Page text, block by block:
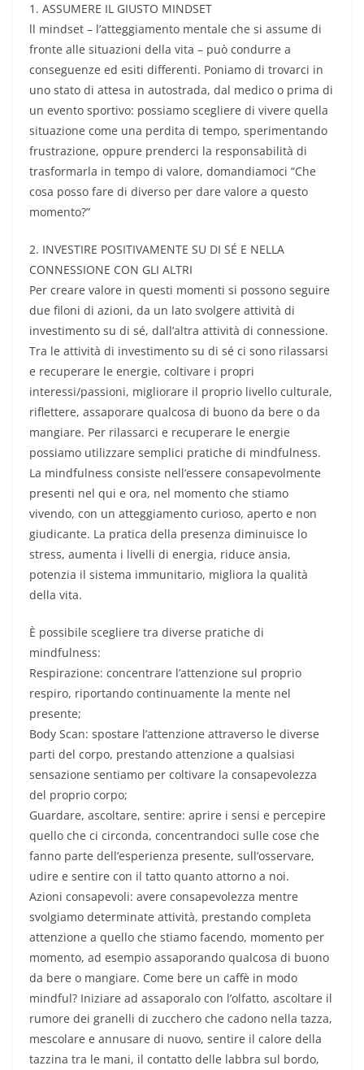
1. ASSUMERE IL GIUSTO MINDSET
ll mindset – l’atteggiamento mentale che si assume di
fronte alle situazioni della vita – può condurre a
conseguenze ed esiti differenti. Poniamo di trovarci in
uno stato di attesa in autostrada, dal medico o prima di
un evento sportivo: possiamo scegliere di vivere quella
situazione come una perdita di tempo, sperimentando
frustrazione, oppure prenderci la responsabilità di
trasformarla in tempo di valore, domandiamoci “Che
cosa posso fare di diverso per dare valore a questo
momento?”
2. INVESTIRE POSITIVAMENTE SU DI SÉ E NELLA
CONNESSIONE CON GLI ALTRI
Per creare valore in questi momenti si possono seguire
due filoni di azioni, da un lato svolgere attività di
investimento su di sé, dall’altra attività di connessione.
Tra le attività di investimento su di sé ci sono rilassarsi
e recuperare le energie, coltivare i propri
interessi/passioni, migliorare il proprio livello culturale,
riflettere, assaporare qualcosa di buono da bere o da
mangiare. Per rilassarci e recuperare le energie
possiamo utilizzare semplici pratiche di mindfulness.
La mindfulness consiste nell’essere consapevolmente
presenti nel qui e ora, nel momento che stiamo
vivendo, con un atteggiamento curioso, aperto e non
giudicante. La pratica della presenza diminuisce lo
stress, aumenta i livelli di energia, riduce ansia,
potenzia il sistema immunitario, migliora la qualità
della vita.
È possibile scegliere tra diverse pratiche di
mindfulness:
Respirazione: concentrare l’attenzione sul proprio
respiro, riportando continuamente la mente nel
presente;
Body Scan: spostare l’attenzione attraverso le diverse
parti del corpo, prestando attenzione a qualsiasi
sensazione sentiamo per coltivare la consapevolezza
del proprio corpo;
Guardare, ascoltare, sentire: aprire i sensi e percepire
quello che ci circonda, concentrandoci sulle cose che
fanno parte dell’esperienza presente, sull’osservare,
udire e sentire con il tatto quanto attorno a noi.
Azioni consapevoli: avere consapevolezza mentre
svolgiamo determinate attività, prestando completa
attenzione a quello che stiamo facendo, momento per
momento, ad esempio assaporando qualcosa di buono
da bere o mangiare. Come bere un caffè in modo
mindful? Iniziare ad assaporalo con l’olfatto, ascoltare il
rumore dei granelli di zucchero che cadono nella tazza,
mescolare e annusare di nuovo, sentire il calore della
tazzina tra le mani, il contatto delle labbra sul bordo,